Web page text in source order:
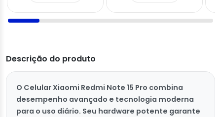
Descrição do produto
O Celular Xiaomi Redmi Note 15 Pro combina
desempenho avançado e tecnologia moderna
para o uso diário. Seu hardware potente garante